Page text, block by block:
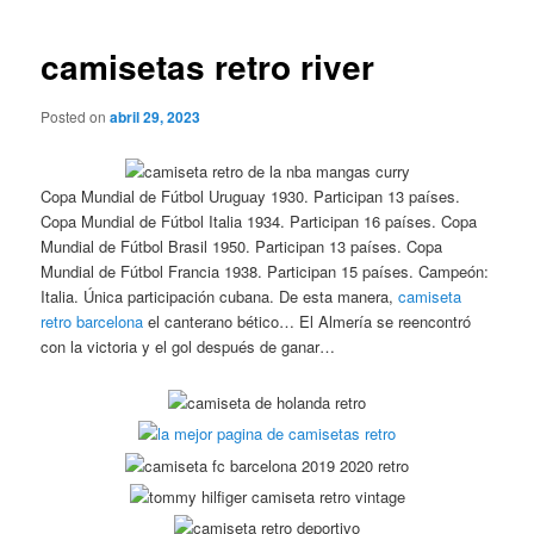
camisetas retro river
Posted onabril 29, 2023
Copa Mundial de Fútbol Uruguay 1930. Participan 13 países.
Copa Mundial de Fútbol Italia 1934. Participan 16 países. Copa
Mundial de Fútbol Brasil 1950. Participan 13 países. Copa
Mundial de Fútbol Francia 1938. Participan 15 países. Campeón:
Italia. Única participación cubana. De esta manera,camiseta
retro barcelona el canterano bético… El Almería se reencontró
con la victoria y el gol después de ganar…